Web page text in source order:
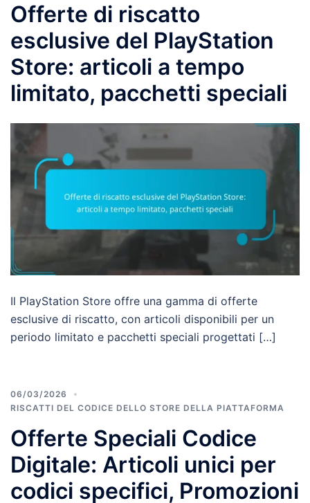
Offerte di riscatto
esclusive del PlayStation
Store: articoli a tempo
limitato, pacchetti speciali
Il PlayStation Store offre una gamma di offerte
esclusive di riscatto, con articoli disponibili per un
periodo limitato e pacchetti speciali progettati […]
06/03/2026
RISCATTI DEL CODICE DELLO STORE DELLA PIATTAFORMA
Offerte Speciali Codice
Digitale: Articoli unici per
codici specifici, Promozioni